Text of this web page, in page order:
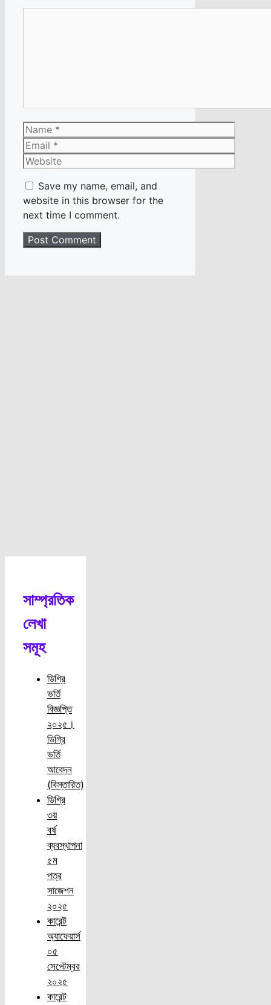
Name
Email
Website
Save my name, email, and
website in this browser for the
next time I comment.
সাম্প্রতিক
লেখা
সমূহ
ডিগ্রি
ভর্তি
বিজ্ঞপ্তি
২০২৫।
ডিগ্রি
ভর্তি
আবেদন
(বিস্তারিত)
ডিগ্রি
৩য়
বর্ষ
ব্যবস্থাপনা
৫ম
পত্র
সাজেশন
২০২৫
কারেন্ট
অ্যাফেয়ার্স
০৫
সেপ্টেম্বর
২০২৫
কারেন্ট